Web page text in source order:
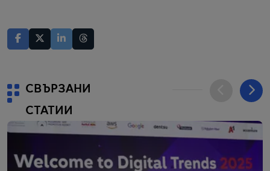
СВЪРЗАНИ
СТАТИИ